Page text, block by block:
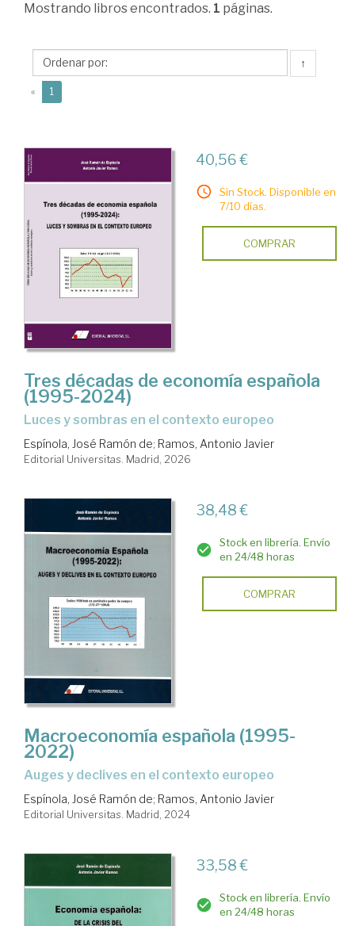
Espínola,
Ramón
de
Mostrando libros encontrados. 1 páginas.
↑
« 1
40,56 €
Sin Stock. Disponible en
7/10 días.
COMPRAR
Tres décadas de economía española
(1995-2024)
luces y sombras en el contexto europeo
Espínola, José Ramón de; Ramos, Antonio Javier
Editorial Universitas. Madrid, 2026
38,48 €
Stock en librería. Envío
en 24/48 horas
COMPRAR
Macroeconomía española (1995-
2022)
auges y declives en el contexto europeo
Espínola, José Ramón de; Ramos, Antonio Javier
Editorial Universitas. Madrid, 2024
33,58 €
Stock en librería. Envío
en 24/48 horas